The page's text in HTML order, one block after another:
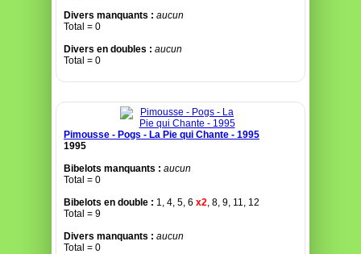
Divers manquants : aucun
Total = 0
Divers en doubles : aucun
Total = 0
Pimousse - Pogs - La Pie qui Chante - 1995
1995
Bibelots manquants : aucun
Total = 0
Bibelots en double : 1, 4, 5, 6 x2, 8, 9, 11, 12
Total = 9
Divers manquants : aucun
Total = 0